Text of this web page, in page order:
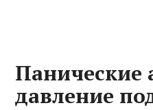
Панические
давление